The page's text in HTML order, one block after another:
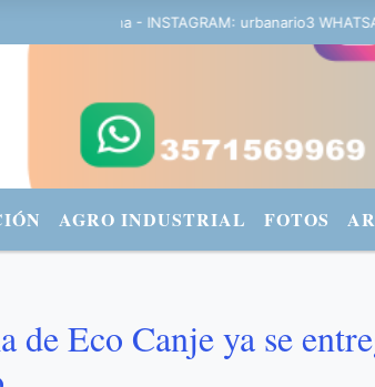
- INSTAGRAM: urbanario3 WHATSAPP:
AGRO INDUSTRIAL FOTOS
de Eco Canje ya se